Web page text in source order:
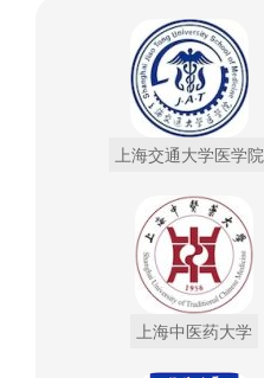
上海交通大学医学院
上海中医药大学